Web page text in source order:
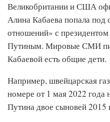
Великобритании и США
Алина Кабаева попала под
отношений» с
Путиным. Мировые СМИ
Кабаевой есть общие дети.
Например, швейцарская
номере от 1 мая 2022 года
Путина двое сыновей